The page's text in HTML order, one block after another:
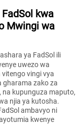
kwa
Mwingi wa
ya FadSol ili
uwezo wa
vingi vya
zako za
na kupunguza maputo,
njia ya kutosha.
ambavyo ni
kwenye